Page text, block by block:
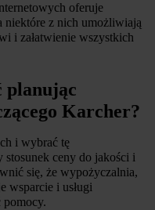
oferuje
niektóre z nich umożliwiają
i załatwienie wszystkich
planując
Karcher?
i wybrać tę
ceny do jakości i
się, że wypożyczalnia,
wsparcie i usługi
pomocy.